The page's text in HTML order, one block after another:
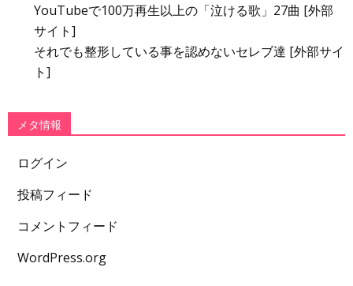
YouTubeで100万再生以上の「泣ける歌」27曲 [外部
サイト]
それでも整形している事を認めないセレブ達 [外部サイ
ト]
メタ情報
ログイン
投稿フィード
コメントフィード
WordPress.org